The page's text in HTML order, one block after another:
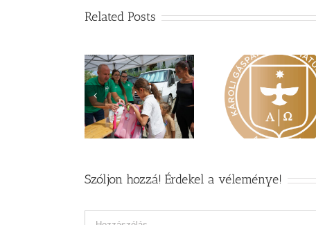
Related Posts
Nagy érdeklődés
övezi a Károli
képzéseit
Vasárnapi
Szóljon hozzá! Érdekel a véleménye!
Hozzászólás